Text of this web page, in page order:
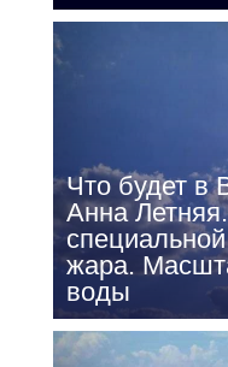
Что будет в
Анна
жара.
воды